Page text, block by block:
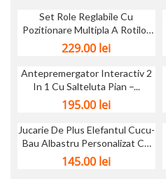
Set Role Reglabile Cu
Pozitionare Multipla A Rotilor
Bear...
229.00 lei
Antepremergator Interactiv 2
In 1 Cu Salteluta Pian –...
195.00 lei
Jucarie De Plus Elefantul Cucu-
Bau Albastru Personalizat Cu
Detalii
145.00 lei